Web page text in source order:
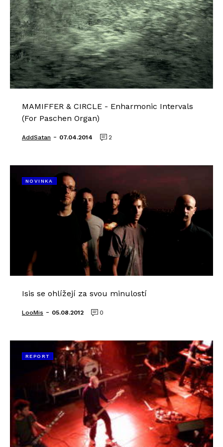
MAMIFFER & CIRCLE - Enharmonic Intervals
(For Paschen Organ)
AddSatan - 07.04.2014 2
NOVINKA
Isis se ohlížejí za svou minulostí
LooMis - 05.08.2012 0
REPORT